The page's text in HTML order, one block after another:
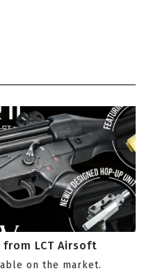
from LCT Airsoft
on the market.